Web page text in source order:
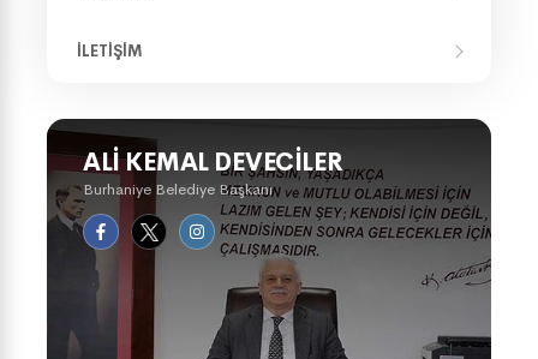
İLETIŞIM
ALI KEMAL DEVECILER
Burhaniye Belediye Başkanı